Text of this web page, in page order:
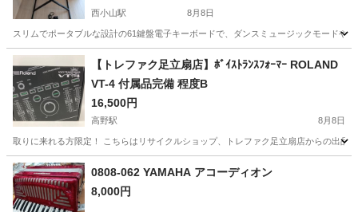
西小山駅 8月8日
スリムでポータブルな設計の61鍵盤電子キーボードで、ダンスミュージックモードや
東京 目黒区 西小山駅 鍵盤楽器、ピアノ
【トレファク足立扇店】ﾎﾞｲｽﾄﾗﾝｽﾌｫｰﾏｰ ROLAND
VT-4 付属品完備 程度B
16,500円
高野駅 8月8日
取りに来れる方限定！ こちらはリサイクルショップ、トレファク足立扇店からの
東京 足立区
0808-062 YAMAHA アコーディオン
8,000円